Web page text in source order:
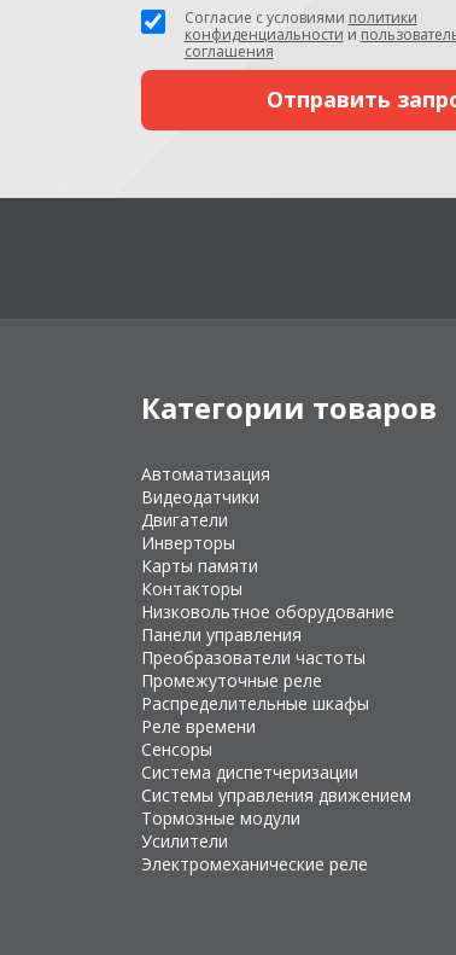
Согласие с условиями политики
конфиденциальности и
соглашения
Категории товаров
Автоматизация
Видеодатчики
Двигатели
Инверторы
Карты памяти
Контакторы
Низковольтное оборудование
Панели управления
Преобразователи частоты
Промежуточные реле
Распределительные шкафы
Реле времени
Сенсоры
Система диспетчеризации
Системы управления движением
Тормозные модули
Усилители
Электромеханические реле